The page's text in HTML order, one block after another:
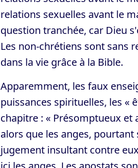
relations sexuelles avant le
question tranchée, car Dieu
Les non-chrétiens sont sans
dans la vie grâce à la Bible.
Apparemment, les faux
puissances spirituelles, les «
chapitre : « Présomptueux
alors que les anges,
jugement insultant contre